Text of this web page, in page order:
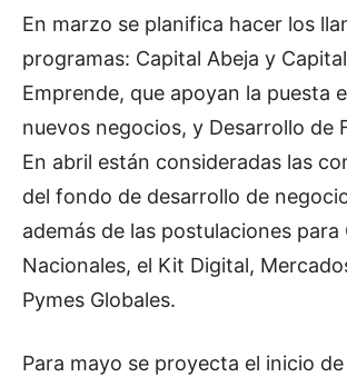
En marzo se planifica hacer los
programas: Capital Abeja y
Emprende, que apoyan la puesta
nuevos negocios, y Desarrollo de
En abril están consideradas las
del fondo de desarrollo de
además de las postulaciones para
Nacionales, el Kit Digital,
Pymes Globales.
Para mayo se proyecta el inicio